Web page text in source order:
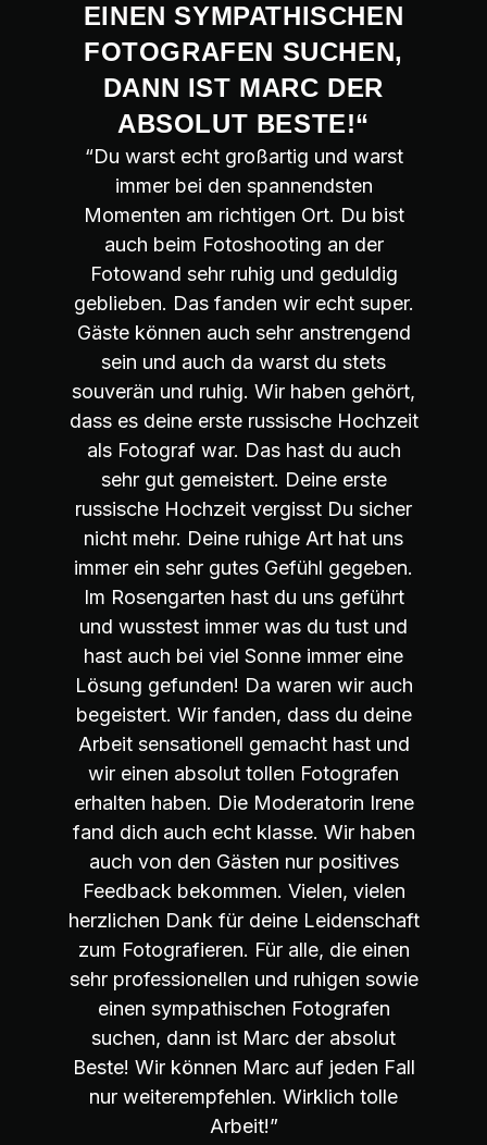
EINEN SYMPATHISCHEN
FOTOGRAFEN SUCHEN,
DANN IST MARC DER
ABSOLUT BESTE!“
“Du warst echt großartig und warst
immer bei den spannendsten
Momenten am richtigen Ort. Du bist
auch beim Fotoshooting an der
Fotowand sehr ruhig und geduldig
geblieben. Das fanden wir echt super.
Gäste können auch sehr anstrengend
sein und auch da warst du stets
souverän und ruhig. Wir haben gehört,
dass es deine erste russische Hochzeit
als Fotograf war. Das hast du auch
sehr gut gemeistert. Deine erste
russische Hochzeit vergisst Du sicher
nicht mehr. Deine ruhige Art hat uns
immer ein sehr gutes Gefühl gegeben.
Im Rosengarten hast du uns geführt
und wusstest immer was du tust und
hast auch bei viel Sonne immer eine
Lösung gefunden! Da waren wir auch
begeistert. Wir fanden, dass du deine
Arbeit sensationell gemacht hast und
wir einen absolut tollen Fotografen
erhalten haben. Die Moderatorin Irene
fand dich auch echt klasse. Wir haben
auch von den Gästen nur positives
Feedback bekommen. Vielen, vielen
herzlichen Dank für deine Leidenschaft
zum Fotografieren. Für alle, die einen
sehr professionellen und ruhigen sowie
einen sympathischen Fotografen
suchen, dann ist Marc der absolut
Beste! Wir können Marc auf jeden Fall
nur weiterempfehlen. Wirklich tolle
Arbeit!”